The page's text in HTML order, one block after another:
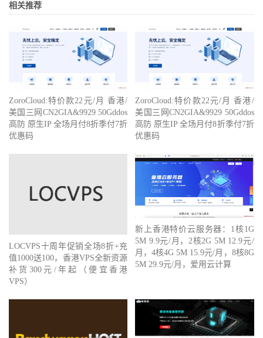
相关推荐
ZoroCloud:特价款22元/月 香港/
美国三网CN2GIA&9929 50Gddos
高防 原生IP 全场月付8折季付7折
优惠码
ZoroCloud:特价款22元/月 香港/
美国三网CN2GIA&9929 50Gddos
高防 原生IP 全场月付8折季付7折
优惠码
LOCVPS十周年促销全场8折+充
值1000送100，香港VPS全新资源
补货300元/年起（便宜香港
VPS）
新上香港特价云服务器：1核1G
5M 9.9元/月，2核2G 5M 12.9元/
月，4核4G 5M 15.9元/月，8核8G
5M 29.9元/月，爱用云计算